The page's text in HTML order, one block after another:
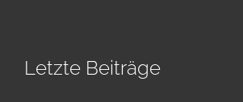
Letzte Beiträge